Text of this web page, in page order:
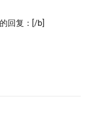
回复：[/b]